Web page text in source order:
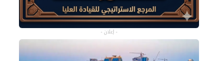
- إعلان -